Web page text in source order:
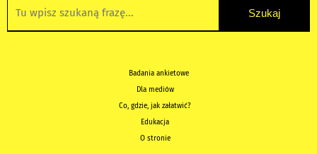
Badania ankietowe
Dla mediów
Co, gdzie, jak załatwić?
Edukacja
O stronie